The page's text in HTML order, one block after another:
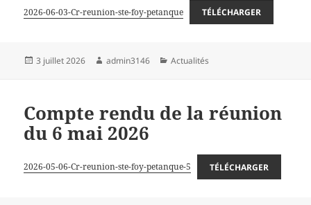
2026-06-03-Cr-reunion-ste-foy-petanque TÉLÉCHARGER
Publié
3 juillet 2026 Auteur
admin3146 Catégories
Actualités
Compte rendu de la réunion
du 6 mai 2026
2026-05-06-Cr-reunion-ste-foy-petanque-5 TÉLÉCHARGER